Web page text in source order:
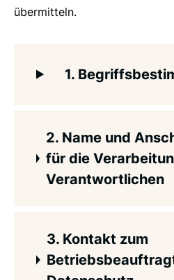
übermitteln.
1.
Die
gemeinnütziger e. V.
Begrifflichkeiten, die im
Öffentlichkeit als auch für
Maßnahmeteilnehmenden
2. Name und
für die
Verantwortlichen
Verantwortlicher im Sinne
datenschutzrechtlichem
3. Kontakt zum